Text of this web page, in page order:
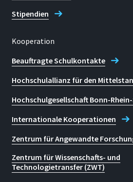
Stipendien
Kooperation
Beauftragte Schulkontakte
Hochschulallianz für den
Hochschulgesellschaft Bonn-
Internationale Kooperationen
Zentrum für Angewandte
Zentrum für Wissenschafts- und
Technologietransfer (ZWT)